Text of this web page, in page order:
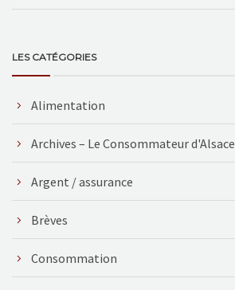
LES CATÉGORIES
Alimentation
Archives – Le Consommateur d'Alsace
Argent / assurance
Brèves
Consommation